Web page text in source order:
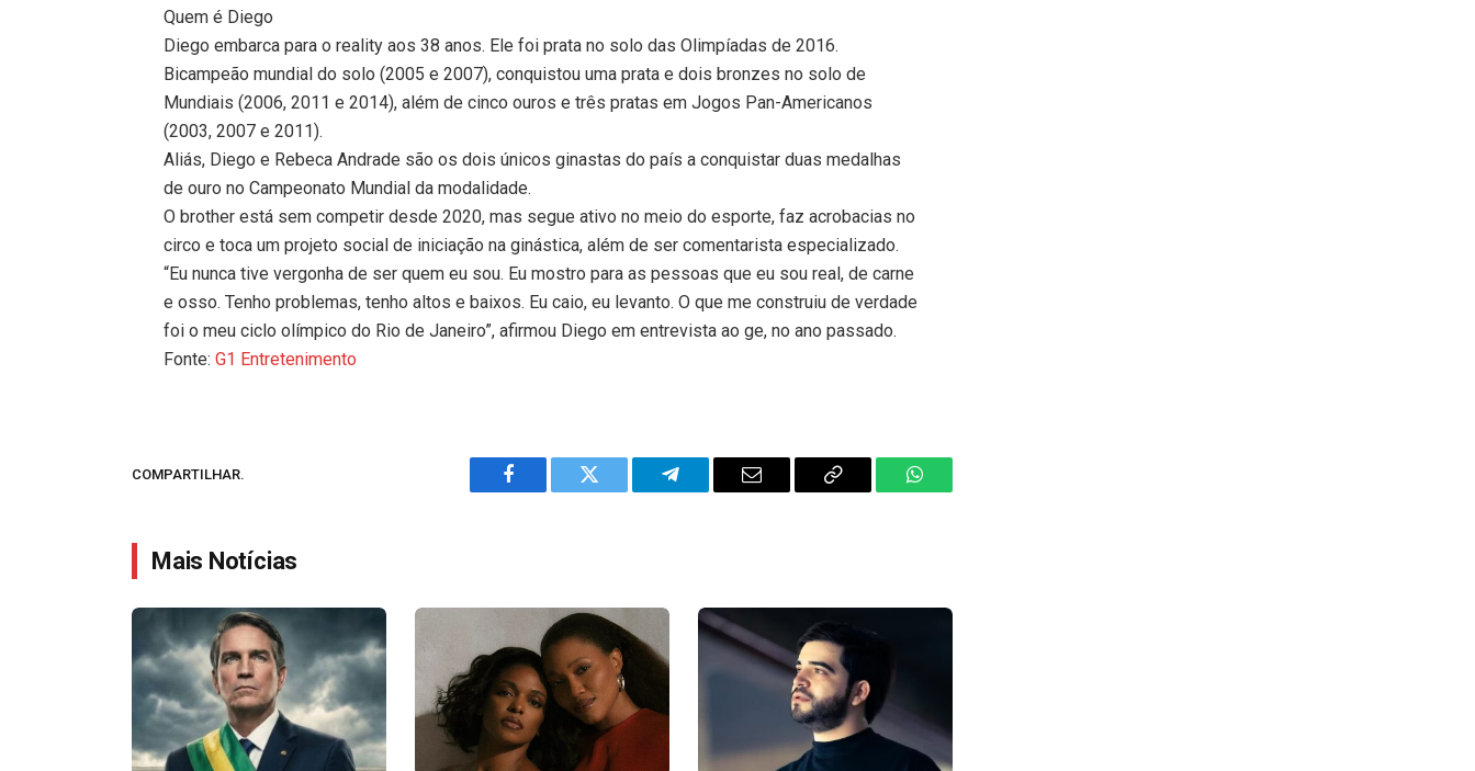
Quem é Diego
Diego embarca para o reality aos 38 anos. Ele foi prata no solo das Olimpíadas de 2016.
Bicampeão mundial do solo (2005 e 2007), conquistou uma prata e dois bronzes no solo de
Mundiais (2006, 2011 e 2014), além de cinco ouros e três pratas em Jogos Pan-Americanos
(2003, 2007 e 2011).
Aliás, Diego e Rebeca Andrade são os dois únicos ginastas do país a conquistar duas medalhas
de ouro no Campeonato Mundial da modalidade.
O brother está sem competir desde 2020, mas segue ativo no meio do esporte, faz acrobacias no
circo e toca um projeto social de iniciação na ginástica, além de ser comentarista especializado.
“Eu nunca tive vergonha de ser quem eu sou. Eu mostro para as pessoas que eu sou real, de carne
e osso. Tenho problemas, tenho altos e baixos. Eu caio, eu levanto. O que me construiu de verdade
foi o meu ciclo olímpico do Rio de Janeiro”, afirmou Diego em entrevista ao ge, no ano passado.
Fonte:G1 Entretenimento
COMPARTILHAR.
Facebook Twitter Telegram Email
Copy
WhatsApp
Mais Notícias